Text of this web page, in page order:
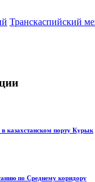
Транскаспийский
казахстанском порту Курык
по Среднему коридору